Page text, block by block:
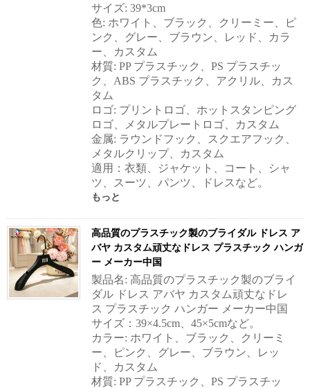
サイズ: 39*3cm
色: ホワイト、ブラック、クリーミー、ピ
ンク、グレー、ブラウン、レッド、カラ
ー、カスタム
材質: PP プラスチック、PS プラスチッ
ク、ABS プラスチック、アクリル、カス
タム
ロゴ: プリントロゴ、ホットスタンピング
ロゴ、メタルプレートロゴ、カスタム
金属: ラウンドフック、スクエアフック、
メタルクリップ、カスタム
適用：衣類、ジャケット、コート、シャ
ツ、スーツ、パンツ、ドレスなど。
もっと
高品質のプラスチック製のブライダル ドレス ア
バヤ カスタム頑丈なドレス プラスチック ハンガ
ー メーカー中国
製品名: 高品質のプラスチック製のブライ
ダル ドレス アバヤ カスタム頑丈なドレ
ス プラスチック ハンガー メーカー中国
サイズ：39×4.5cm、45×5cmなど。
カラー: ホワイト、ブラック、クリーミ
ー、ピンク、グレー、ブラウン、レッ
ド、カスタム
材質: PP プラスチック、PS プラスチッ